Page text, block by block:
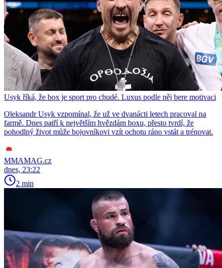
Usyk říká, že box je sport pro chudé. Luxus podle něj bere motivaci
Oleksandr Usyk vzpomínal, že už ve dvanácti letech pracoval na
farmě. Dnes patří k největším hvězdám boxu, přesto tvrdí, že
pohodlný život může bojovníkovi vzít ochotu ráno vstát a trénovat.
MMAMAG.cz
dnes, 23:22
2 min